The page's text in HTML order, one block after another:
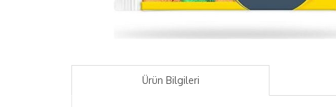
Ürün Bilgileri